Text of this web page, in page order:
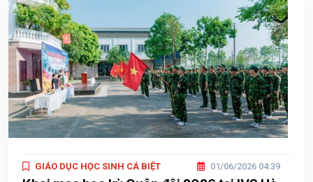
GIÁO DỤC HỌC SINH CÁ BIỆT 01/06/2026 04:39